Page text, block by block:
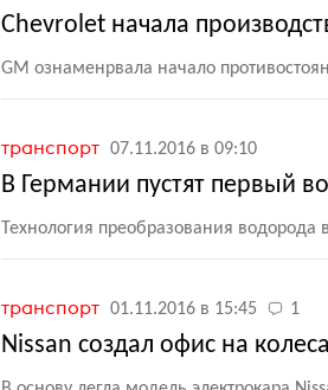
Chevrolet начала
GM ознаменрвала начало
транспорт 07.11.2016 в 09:10
В Германии пустят первый
Технология преобразования водорода
транспорт 01.11.2016 в 15:45 1
Nissan создал офис на